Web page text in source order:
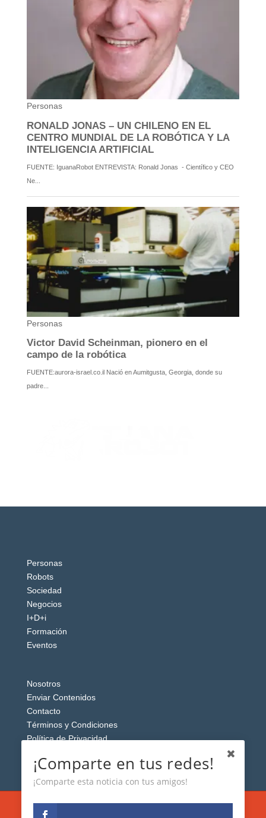
Personas
Robots
Sociedad
Negocios
I+D+i
Formación
Eventos
Nosotros
Enviar Contenidos
Contacto
Términos y Condiciones
Política de Privacidad
Esta web usa cookies analíticas y publicitarias (propias y de
¡Comparte en tus redes!
¡Comparte esta noticia con tus amigos!